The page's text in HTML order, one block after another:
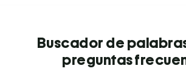
Buscador de
preguntas